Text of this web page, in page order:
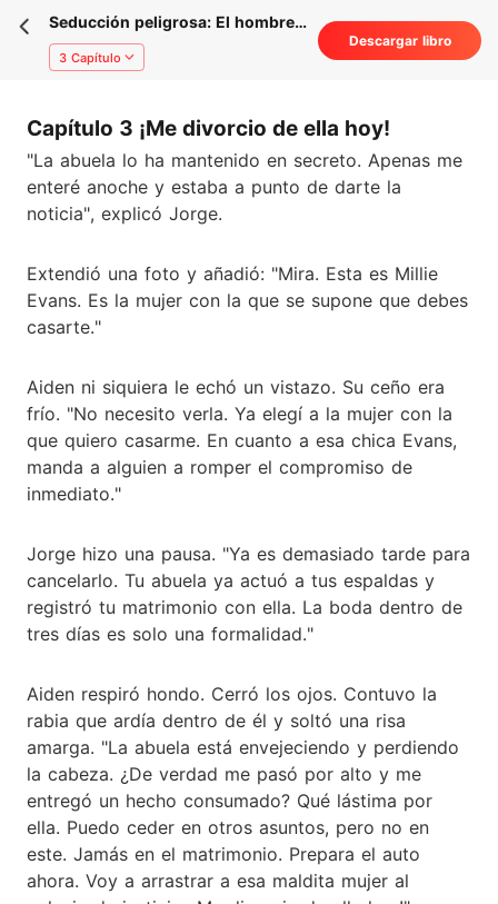
Seducción peligrosa: El hombre
al que todos temían es mío
3 Capítulo
Descargar libro
Capítulo 3 ¡Me divorcio de ella hoy!
"La abuela lo ha mantenido en secreto. Apenas me
enteré anoche y estaba a punto de darte la
noticia", explicó Jorge.
Extendió una foto y añadió: "Mira. Esta es Millie
Evans. Es la mujer con la que se supone que debes
casarte."
Aiden ni siquiera le echó un vistazo. Su ceño era
frío. "No necesito verla. Ya elegí a la mujer con la
que quiero casarme. En cuanto a esa chica Evans,
manda a alguien a romper el compromiso de
inmediato."
Jorge hizo una pausa. "Ya es demasiado tarde para
cancelarlo. Tu abuela ya actuó a tus espaldas y
registró tu matrimonio con ella. La boda dentro de
tres días es solo una formalidad."
Aiden respiró hondo. Cerró los ojos. Contuvo la
rabia que ardía dentro de él y soltó una risa
amarga. "La abuela está envejeciendo y perdiendo
la cabeza. ¿De verdad me pasó por alto y me
entregó un hecho consumado? Qué lástima por
ella. Puedo ceder en otros asuntos, pero no en
este. Jamás en el matrimonio. Prepara el auto
ahora. Voy a arrastrar a esa maldita mujer al